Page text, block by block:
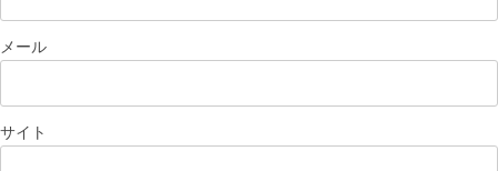
メール
サイト